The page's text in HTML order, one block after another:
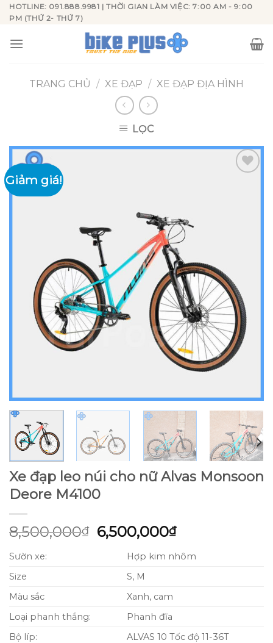
Skip
content
HOTLINE: 091.888.9981 | THỜI GIAN LÀM VIỆC: 7:00 AM - 9:00
PM (THỨ 2- THỨ 7)
TRANG CHỦ / XE ĐẠP / XE ĐẠP ĐỊA HÌNH
LỌC
Giảm giá!
Xe đạp leo núi cho nữ Alvas Monsoon
Deore M4100
8,500,000₫
Giá
8,500,000₫.
6,500,000₫Giá
tại
Sườn xe:
Hợp kim nhôm
Size
S, M
Màu sắc
Xanh, cam
Loại phanh thắng:
Phanh đĩa
Bộ líp:
ALVAS 10 Tốc độ 11-36T